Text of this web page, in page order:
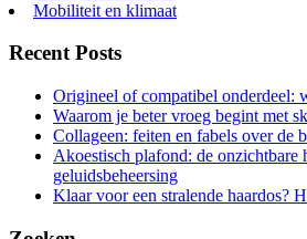
Mobiliteit en klimaat
Recent Posts
Origineel of compatibel onderdeel:
Waarom je beter vroeg begint met
Collageen: feiten en fabels over de
Akoestisch plafond: de onzichtbare
geluidsbeheersing
Klaar voor een stralende haardos?